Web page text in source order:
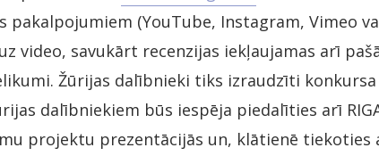
pakalpojumiem (YouTube, Instagram, Vimeo
video, savukārt recenzijas iekļaujamas arī
Žūrijas dalībnieki tiks izraudzīti
dalībniekiem būs iespēja piedalīties arī
projektu prezentācijās un, klātienē tiekoties